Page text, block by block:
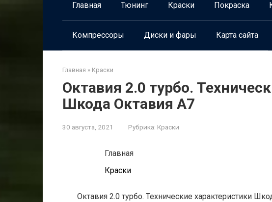
Главная Тюнинг Краски Покраска
Компрессоры Диски и фары Карта сайта
Главная » Краски
Октавия 2.0 турбо.
Шкода Октавия А7
30 августа, 2021 Рубрика: Краски
Главная
Краски
Октавия 2.0 турбо. Технические характеристики